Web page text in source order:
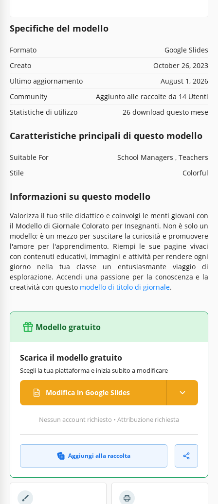
Specifiche del modello
Formato
Google Slides
Creato
October 26, 2023
Ultimo aggiornamento
August 1, 2026
Community
Aggiunto alle raccolte da 14 Utenti
Statistiche di utilizzo
26 download questo mese
Caratteristiche principali di questo modello
Suitable For
School Managers , Teachers
Stile
Colorful
Informazioni su questo modello
Valorizza il tuo stile didattico e coinvolgi le menti giovani con
il Modello di Giornale Colorato per Insegnanti. Non è solo un
modello; è un mezzo per suscitare la curiosità e promuovere
l'amore per l'apprendimento. Riempi le sue pagine vivaci
con contenuti educativi, immagini e attività per rendere ogni
giorno nella tua classe un entusiasmante viaggio di
esplorazione. Accendi una passione per la conoscenza e la
creatività con questo modello di titolo di giornale.
Modello gratuito
Scarica il modello gratuito
Scegli la tua piattaforma e inizia subito a modificare
Modifica in Google Slides
Nessun account richiesto • Attribuzione richiesta
Aggiungi alla raccolta